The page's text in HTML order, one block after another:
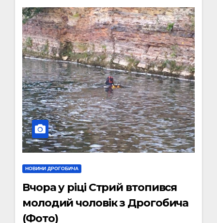
НОВИНИ ДРОГОБИЧА
Вчора у ріці Стрий втопився
молодий чоловік з Дрогобича
(Фото)